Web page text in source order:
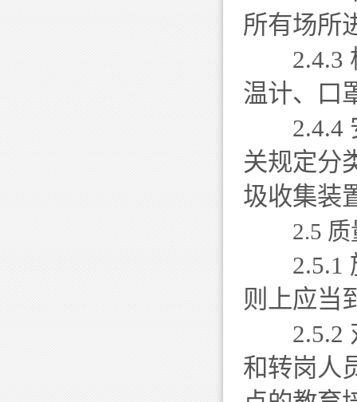
所有场所
2.4.3 根
温计、口
2.4.4 安
关规定分
圾收集装
2.5
2.5.1 施
则上应当
2.5.2 对
和转岗人